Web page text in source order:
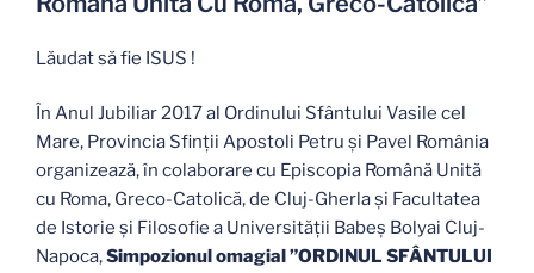
Lăudat să fie ISUS !
În Anul Jubiliar 2017 al Ordinului Sfântului Vasile cel
Mare, Provincia Sfinții Apostoli Petru și Pavel România
organizează, în colaborare cu Episcopia Română Unită
cu Roma, Greco-Catolică, de Cluj-Gherla și Facultatea
de Istorie și Filosofie a Universității Babeș Bolyai Cluj-
Napoca,Simpozionul omagial ”ORDINUL SFÂNTULUI